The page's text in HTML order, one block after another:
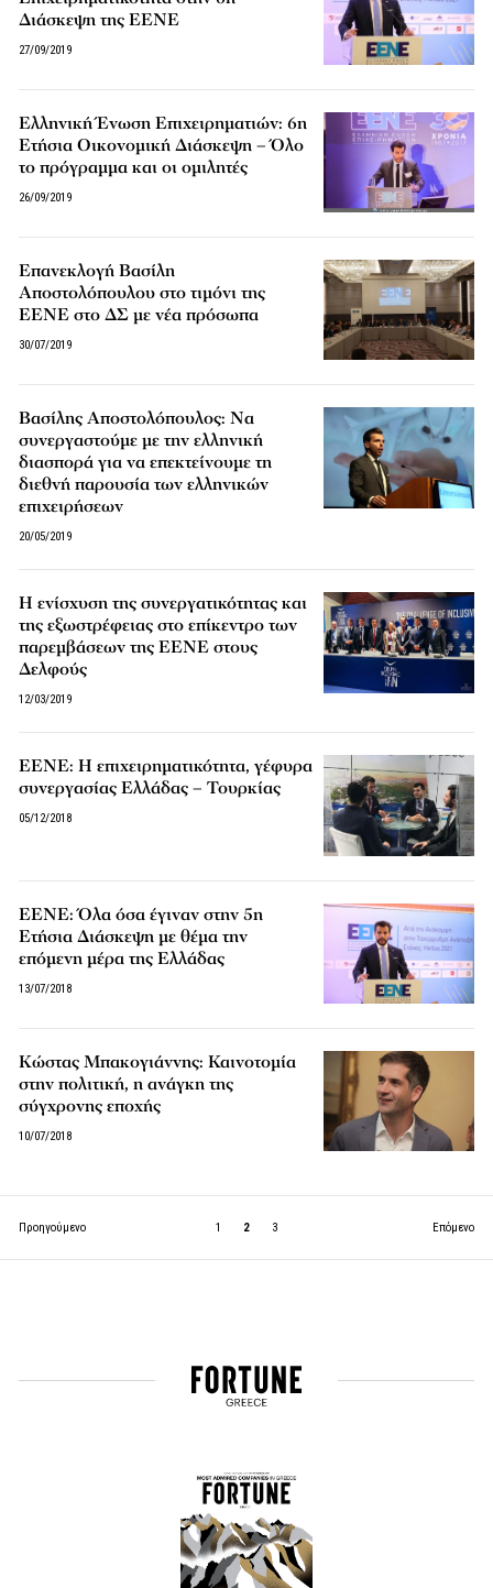
Διάσκεψη της ΕΕΝΕ
27/09/2019
Eλληνική Ένωση Επιχειρηματιών: 6η
Eτήσια Οικονομική Διάσκεψη – Όλο
το πρόγραμμα και οι ομιλητές
26/09/2019
Επανεκλογή Βασίλη
Αποστολόπουλου στο τιμόνι της
ΕΕΝΕ στο ΔΣ με νέα πρόσωπα
30/07/2019
Βασίλης Αποστολόπουλος: Να
συνεργαστούμε με την ελληνική
διασπορά για να επεκτείνουμε τη
διεθνή παρουσία των ελληνικών
επιχειρήσεων
20/05/2019
Η ενίσχυση της συνεργατικότητας και
της εξωστρέφειας στο επίκεντρο των
παρεμβάσεων της ΕΕΝΕ στους
Δελφούς
12/03/2019
ΕΕΝΕ: Η επιχειρηματικότητα, γέφυρα
συνεργασίας Ελλάδας – Τουρκίας
05/12/2018
EENE: Όλα όσα έγιναν στην 5η
Ετήσια Διάσκεψη με θέμα την
επόμενη μέρα της Ελλάδας
13/07/2018
Κώστας Μπακογιάννης: Καινοτομία
στην πολιτική, η ανάγκη της
σύγχρονης εποχής
10/07/2018
Προηγούμενο 1 2 3 Επόμενο